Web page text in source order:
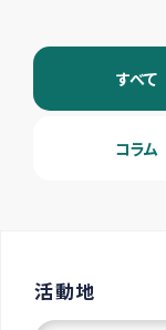
すべて
コラム
活動地